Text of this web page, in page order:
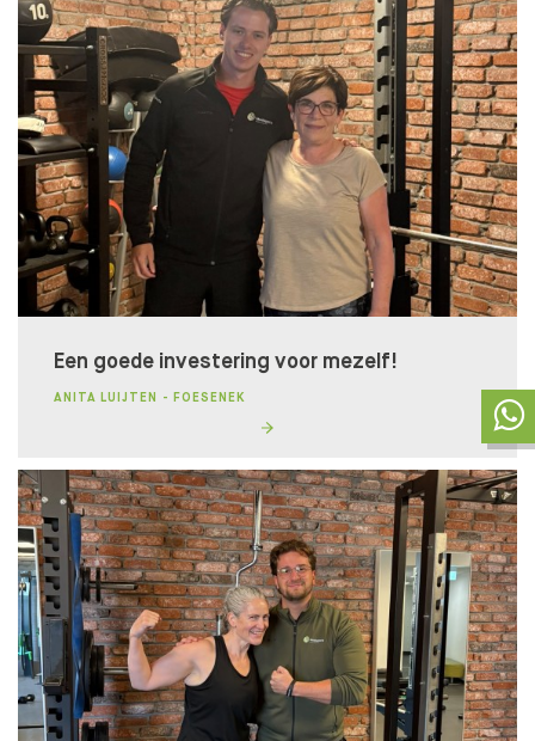
Een goede investering voor mezelf!
ANITA LUIJTEN - FOESENEK